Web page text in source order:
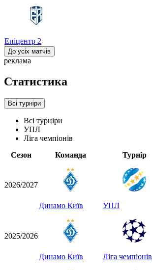
Епіцентр 2
До усіх матчів
реклама
Статистика
Всі турніри
Всі турніри
УПЛ
Ліга чемпіонів
Сезон
Команда Турнір
2026/2027
Динамо Київ УПЛ
2025/2026
Динамо Київ Ліга чемпіонів